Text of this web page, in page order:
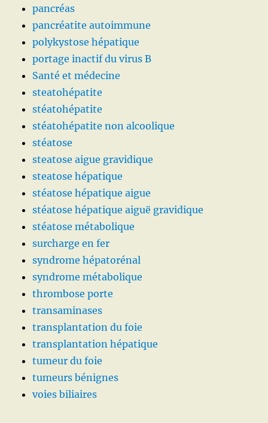
pancréas
pancréatite autoimmune
polykystose hépatique
portage inactif du virus B
Santé et médecine
steatohépatite
stéatohépatite
stéatohépatite non alcoolique
stéatose
steatose aigue gravidique
steatose hépatique
stéatose hépatique aigue
stéatose hépatique aiguë gravidique
stéatose métabolique
surcharge en fer
syndrome hépatorénal
syndrome métabolique
thrombose porte
transaminases
transplantation du foie
transplantation hépatique
tumeur du foie
tumeurs bénignes
voies biliaires